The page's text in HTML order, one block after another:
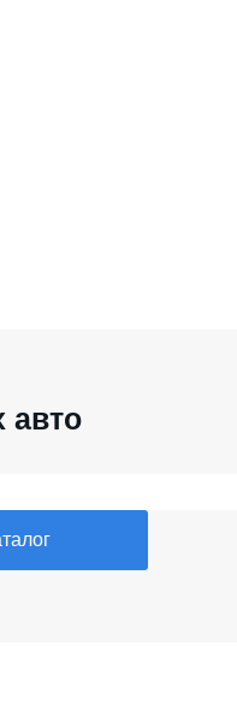
авто